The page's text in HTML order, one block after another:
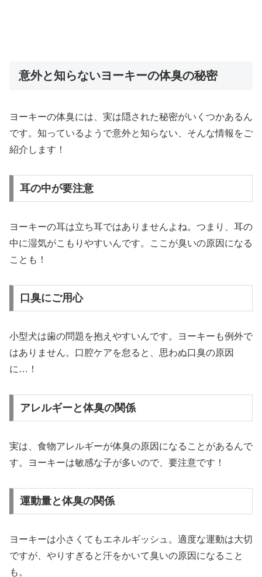
意外と知らないヨーキーの体臭の秘密
ヨーキーの体臭には、実は隠された秘密がいくつかあるん
です。知っているようで意外と知らない、そんな情報をご
紹介します！
耳の中が要注意
ヨーキーの耳は立ち耳ではありませんよね。つまり、耳の
中に湿気がこもりやすいんです。ここが臭いの原因になる
ことも！
口臭にご用心
小型犬は歯の問題を抱えやすいんです。ヨーキーも例外で
はありません。口腔ケアを怠ると、思わぬ口臭の原因
に…！
アレルギーと体臭の関係
実は、食物アレルギーが体臭の原因になることがあるんで
す。ヨーキーは敏感な子が多いので、要注意です！
運動量と体臭の関係
ヨーキーは小さくてもエネルギッシュ。適度な運動は大切
ですが、やりすぎると汗をかいて臭いの原因になること
も。